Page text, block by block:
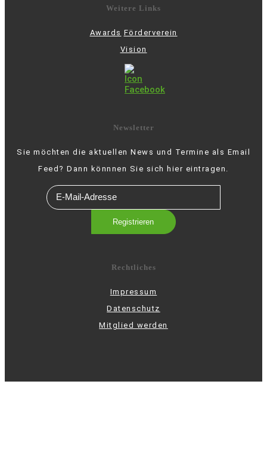
Weitere Links
Awards Förderverein
Vision
Newsletter
Sie möchten die aktuellen News und Termine als Email
Feed? Dann könnnen Sie sich hier eintragen.
Rechtliches
Impressum
Datenschutz
Mitglied werden